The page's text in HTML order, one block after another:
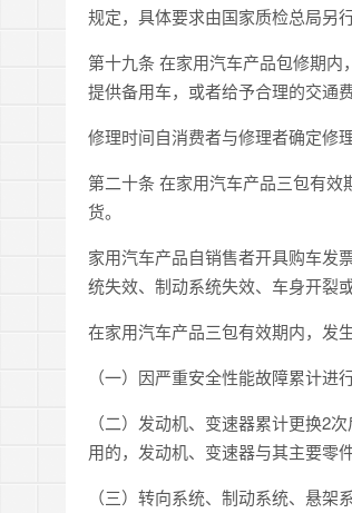
规定，具体要求由国家质检总局另行
第十九条在家用汽车产品包修期内
提供备用车，或者给予合理的交通费
修理时间自消费者与修理者确定修
第二十条 在家用汽车产品三包有
货。
家用汽车产品自销售者开具购车发
统失效、制动系统失效、车身开裂
在家用汽车产品三包有效期内，发
（一）因严重安全性能故障累计
（二）发动机、变速器累计更换2
用的，发动机、变速器与其主要零
（三）转向系统、制动系统、悬